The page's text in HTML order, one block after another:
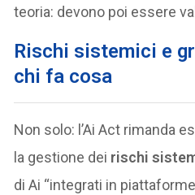
teoria: devono poi essere
Rischi sistemici e
chi fa cosa
Non solo: l’Ai Act rimanda
la gestione dei rischi
di Ai “integrati in